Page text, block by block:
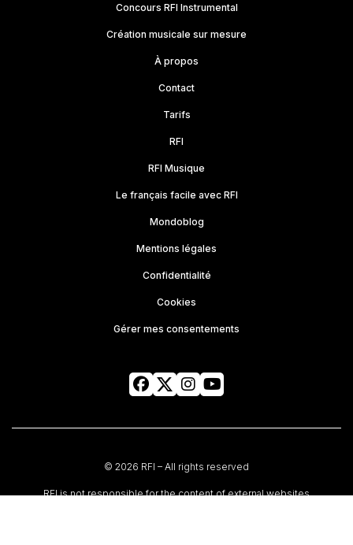
Concours RFI Instrumental
Création musicale sur mesure
À propos
Contact
Tarifs
RFI
RFI Musique
Le français facile avec RFI
Mondoblog
Mentions légales
Confidentialité
Cookies
Gérer mes consentements
© 2026 RFI – All rights reserved
RFI is not responsible for the content of external websites